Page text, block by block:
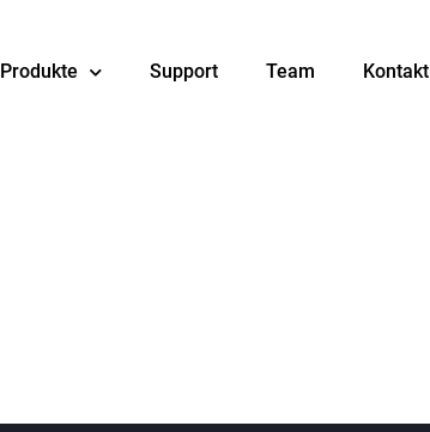
Produkte Support Team Kontakt